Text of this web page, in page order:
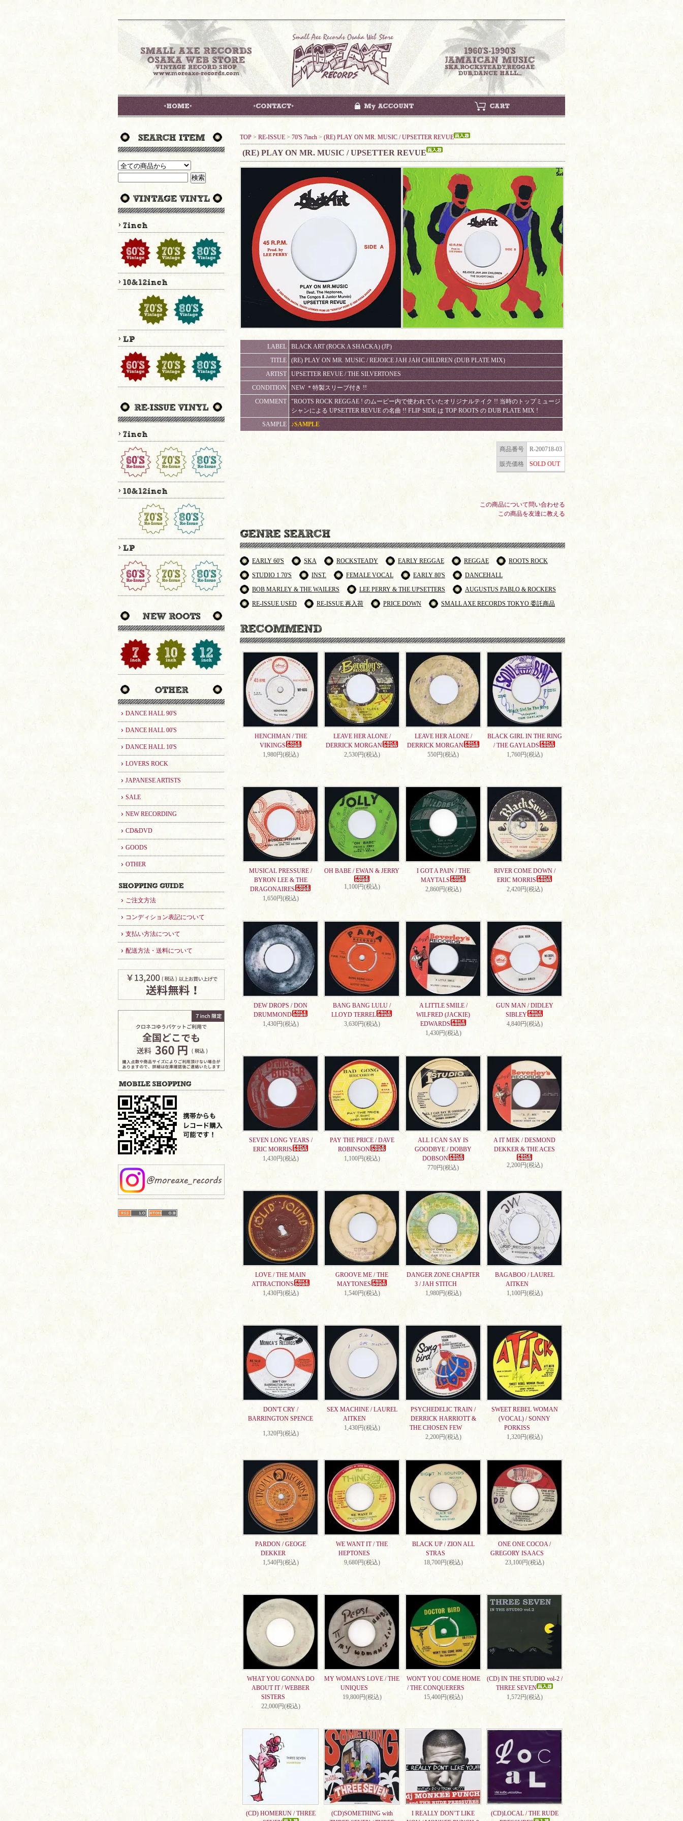
DANCE HALL 90'S
DANCE HALL 00'S
DANCE HALL 10'S
LOVERS ROCK
JAPANESE ARTISTS
SALE
NEW RECORDING
CD&DVD
GOODS
OTHER
ご注文方法
コンディション表記について
支払い方法について
配送方法・送料について
TOP > RE-ISSUE > 70'S 7inch > (RE) PLAY ON MR. MUSIC / UPSETTER REVUE
(RE) PLAY ON MR. MUSIC / UPSETTER REVUE
LABEL
BLACK ART (ROCK A SHACKA) (JP)
TITLE
(RE) PLAY ON MR. MUSIC / REJOICE JAH JAH CHILDREN (DUB PLATE MIX)
ARTIST
UPSETTER REVUE / THE SILVERTONES
CONDITION
NEW ＊特製スリーブ付き !!
COMMENT
"ROOTS ROCK REGGAE ! のムービー内で使われていたオリジナルテイク !! 当時のトップミュージ
シャンによる UPSETTER REVUE の名曲 !! FLIP SIDE は TOP ROOTS の DUB PLATE MIX !
SAMPLE
♪SAMPLE
商品番号 R-200718-03
販売価格 SOLD OUT
この商品について問い合わせる
この商品を友達に教える
EARLY 60'S SKA ROCKSTEADY EARLY REGGAE REGGAE
ROOTS ROCK
STUDIO 1 70'S
INST. FEMALE VOCAL EARLY 80'S
DANCEHALL
BOB MARLEY & THE WAILERS
LEE PERRY & THE UPSETTERS
AUGUSTUS PABLO & ROCKERS
RE-ISSUE USED
RE-ISSUE 再入荷 PRICE DOWN SMALL AXE RECORDS TOKYO 委託商品
HENCHMAN / THE
VIKINGS
1,980円(税込)
LEAVE HER ALONE /
DERRICK MORGAN
2,530円(税込)
LEAVE HER ALONE /
DERRICK MORGAN
550円(税込)
BLACK GIRL IN THE RING
/ THE GAYLADS
1,760円(税込)
MUSICAL PRESSURE /
BYRON LEE & THE
DRAGONAIRES
1,650円(税込)
OH BABE / EWAN & JERRY
1,100円(税込)
I GOT A PAIN / THE
MAYTALS
2,860円(税込)
RIVER COME DOWN /
ERIC MORRIS
2,420円(税込)
DEW DROPS / DON
DRUMMOND
1,430円(税込)
BANG BANG LULU /
LLOYD TERREL
3,630円(税込)
A LITTLE SMILE /
WILFRED (JACKIE)
EDWARDS
1,430円(税込)
GUN MAN / DIDLEY
SIBLEY
4,840円(税込)
SEVEN LONG YEARS /
ERIC MORRIS
1,430円(税込)
PAY THE PRICE / DAVE
ROBINSON
1,100円(税込)
ALL I CAN SAY IS
GOODBYE / DOBBY
DOBSON
770円(税込)
A IT MEK / DESMOND
DEKKER & THE ACES
2,200円(税込)
LOVE / THE MAIN
ATTRACTIONS
1,430円(税込)
GROOVE ME / THE
MAYTONES
1,540円(税込)
DANGER ZONE CHAPTER
3 / JAH STITCH
1,980円(税込)
BAGABOO / LAUREL
AITKEN
1,100円(税込)
DON'T CRY /
BARRINGTON SPENCE
1,320円(税込)
SEX MACHINE / LAUREL
AITKEN
1,430円(税込)
PSYCHEDELIC TRAIN /
DERRICK HARRIOTT &
THE CHOSEN FEW
2,200円(税込)
SWEET REBEL WOMAN
(VOCAL) / SONNY
PORKISS
1,320円(税込)
PARDON / GEOGE
DEKKER
1,540円(税込)
WE WANT IT / THE
HEPTONES
9,680円(税込)
BLACK UP / ZION ALL
STRAS
18,700円(税込)
ONE ONE COCOA /
GREGORY ISAACS
23,100円(税込)
WHAT YOU GONNA DO
ABOUT IT / WEBBER
SISTERS
22,000円(税込)
MY WOMAN'S LOVE / THE
UNIQUES
19,800円(税込)
WON'T YOU COME HOME
/ THE CONQUERERS
15,400円(税込)
(CD) IN THE STUDIO vol-2 /
THREE SEVEN
1,572円(税込)
(CD) HOMERUN / THREE
(CD)SOMETHING with
I REALLY DON’T LIKE
(CD)LOCAL / THE RUDE